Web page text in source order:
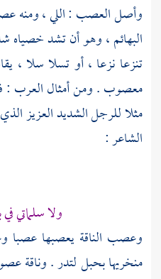
وأصل العصب : اللي ، ومنه
البهائم ، وهو أن تشد خصياه
تنزعا نزعا ، أو تسلا سلا
معصوب . ومن أمثال العرب :
مثلا للرجل الشديد العزيز
الشاعر :
ولا سلماتي
وعصب الناقة يعصبها عصبا
منخريها بحبل لتدر . وناقة